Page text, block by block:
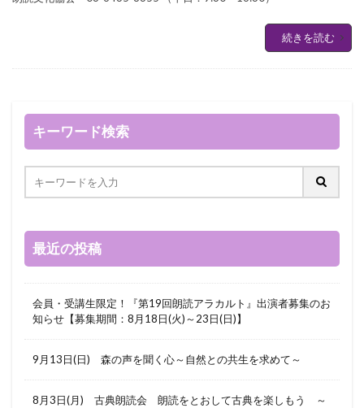
続きを読む
キーワード検索
最近の投稿
会員・受講生限定！『第19回朗読アラカルト』出演者募集のお
知らせ【募集期間：8月18日(火)～23日(日)】
9月13日(日) 森の声を聞く心～自然との共生を求めて～
8月3日(月) 古典朗読会 朗読をとおして古典を楽しもう ～